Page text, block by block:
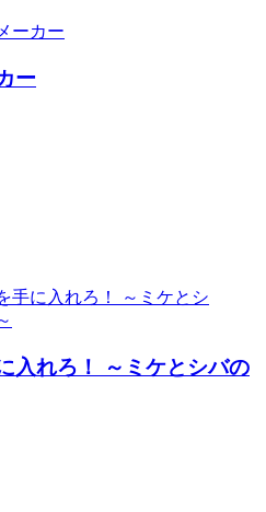
ー
入れろ！ ～ミケとシバの